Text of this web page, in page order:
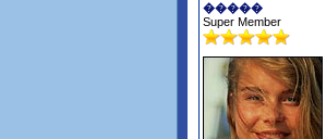
�����
Super Member